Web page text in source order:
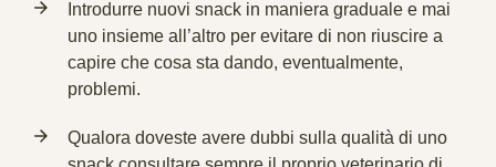
Introdurre nuovi snack in maniera graduale e mai
uno insieme all’altro per evitare di non riuscire a
capire che cosa sta dando, eventualmente,
problemi.
Qualora doveste avere dubbi sulla qualità di uno